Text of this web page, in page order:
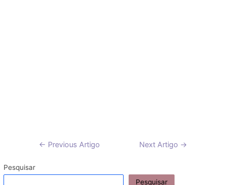
Navegação
artigos
← Previous Artigo Next Artigo →
Pesquisar
Pesquisar